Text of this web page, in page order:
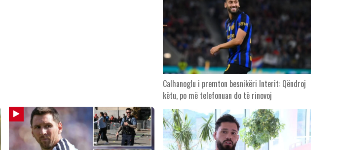
Calhanoglu i premton besnikëri Interit: Qëndroj
këtu, po më telefonuan do të rinovoj